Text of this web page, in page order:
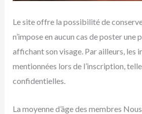
Le site offre la possibilité de
n’impose en aucun cas de poster une
affichant son visage. Par ailleurs, les
mentionnées lors de l’inscription,
confidentielles.
La moyenne d’âge des membres